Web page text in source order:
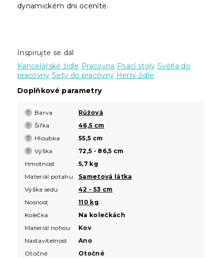
dynamickém dni oceníte.
Inspirujte se dál
Kancelářské židle Pracovna Psací stoly Světla do
pracovny Sety do pracovny Herní židle
Doplňkové parametry
? Barva Růžová
? Šířka 46,5 cm
? Hloubka 55,5 cm
? Výška
72,5 - 86,5 cm
Hmotnost
5,7 kg
Materiál potahu
Sametová látka
Výška sedu
42 - 53 cm
Nosnost
110 kg
Kolečka
Na kolečkách
Materiál nohou
Kov
Nastavitelnost
Ano
Otočné
Otočné